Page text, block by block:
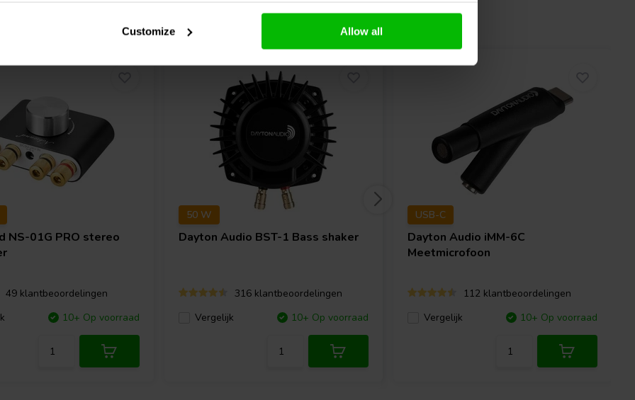
Customize Allow all
NS-01G PRO stereo
49 klantbeoordelingen
10+ Op voorraad
50 W
Dayton Audio BST-1 Bass shaker
316 klantbeoordelingen
Vergelijk
10+ Op voorraad
USB-C
Dayton Audio iMM-6C
Meetmicrofoon
112 klantbeoordelingen
Vergelijk
10+ Op voorraad